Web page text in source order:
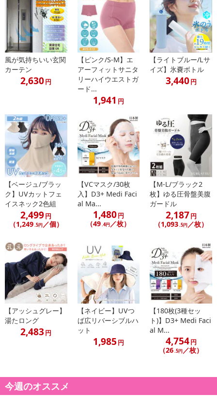
によるお申込み後のキャンセル・返品交換は対応いたしかねます。
【お支払いについて】
※送料はお試し費用に含まれております。
※d払い、PayPay、au PAY、au PAY（auかんたん決済）、ソフトバ
ンクまとめて支払い、楽天ペイ、メルペイ、AEON Pay、Amazon
Payでお支払いの場合、決済のため外部サイトへ遷移します。
※予約商品は決済手段ごとに定められた決済期限日にお支払いを完
了することがございます。ご了承いただいたうえでお申し込みくだ
【配送伝票番号について】
※配送形態がメール便の商品については、商品の発送完了後、配送
伝票番号がマイページに表示されない場合もございます。
【配送日時の指定について】
※配送日時の指定が可能な商品の場合、商品によってご指定できる
配送日、配送時間が異なる可能性がございます。
カート機能をご利用の場合は、配送日時指定をご利用いただけませ
発送日カレンダー
■その他共通および商品カテゴリー別注意事項（※必ずご確認くだ
さい）
風が気持ちいい玄関
カーテン
2,630円
【ピンク/S-M】エ
アーフィットサニタ
リーハイウエストガ
ード...
1,941 円
【ライトブルー/Lサ
イズ】氷嚢ボトル
3,440円
【ベージュ/ブラッ
ク】UVカットフェ
イスネック2色組
2,499円
（1,249 .5円／個）
【VCマスク/30枚
入】D3+ Medi Faci
al Ma...
1,480円
（49 .4円 ／枚）
【M-L/ブラック2
枚】ゆる圧骨盤美腹
ガードル
2,187円
（1,093 .5円 ／枚）
【アッシュグレー】
湯たロング
2,483円
【ネイビー】UVつ
ば広リバーシブルハ
ット
1,985 円
【180枚(3種セッ
ト)】D3+ Medi Faci
al M...
4,754円
（26.5円／枚）
今週のオススメ